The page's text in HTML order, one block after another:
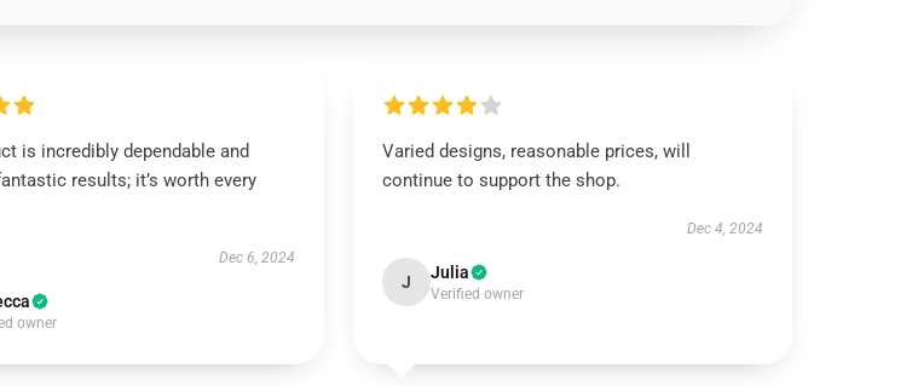
is incredibly dependable and
results; it’s worth every
Dec 6, 2024
owner
Varied designs, reasonable prices, will
continue to support the shop.
Dec 4, 2024
J Julia
Verified owner